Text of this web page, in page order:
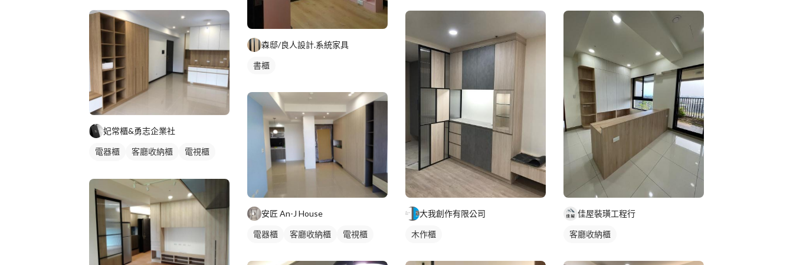
妃常櫃&勇志企業社
電器櫃 客廳收納櫃
電視櫃
森邸/良人設計.系統家具
書櫃
安匠 An-J House
電器櫃 客廳收納櫃 電視櫃
大我創作有限公司
木作櫃
佳屋裝璜工程行
客廳收納櫃